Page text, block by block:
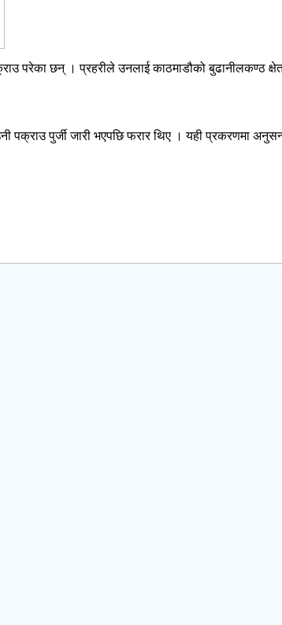
परेका छन् । प्रहरीले उनलाई काठमाडौको बुढानीलकण्ठ
पक्राउ पुर्जी जारी भएपछि फरार थिए । यही प्रकरणमा